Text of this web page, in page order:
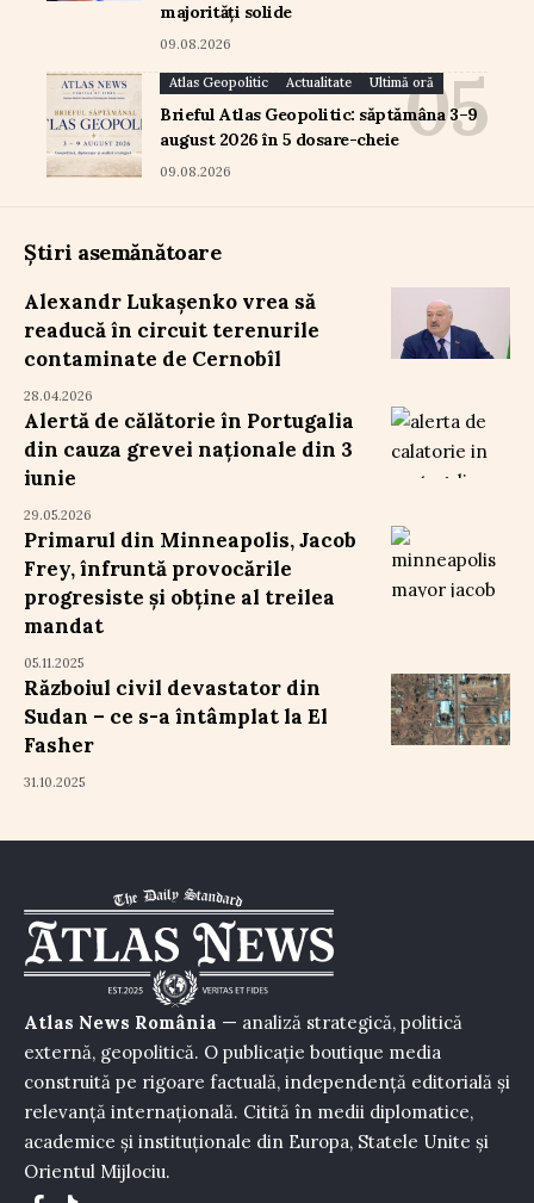
majorități solide
09.08.2026
Atlas Geopolitic Actualitate Ultimă oră
Brieful Atlas Geopolitic: săptămâna 3–9
august 2026 în 5 dosare-cheie
09.08.2026
Știri asemănătoare
Alexandr Lukașenko vrea să
readucă în circuit terenurile
contaminate de Cernobîl
28.04.2026
Alertă de călătorie în Portugalia
din cauza grevei naționale din 3
iunie
29.05.2026
Primarul din Minneapolis, Jacob
Frey, înfruntă provocările
progresiste și obține al treilea
mandat
05.11.2025
Războiul civil devastator din
Sudan – ce s-a întâmplat la El
Fasher
31.10.2025
Atlas News România — analiză strategică, politică
externă, geopolitică. O publicație boutique media
construită pe rigoare factuală, independență editorială și
relevanță internațională. Citită în medii diplomatice,
academice și instituționale din Europa, Statele Unite și
Orientul Mijlociu.